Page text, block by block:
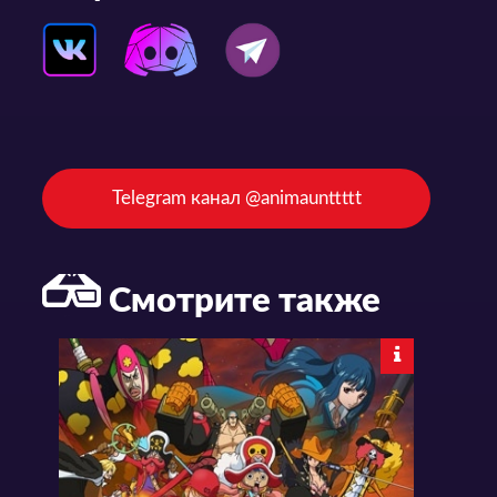
Telegram канал @animaunttttt
Смотрите также